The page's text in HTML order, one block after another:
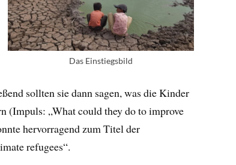
Das Einstiegsbild
sollten sie dann sagen, was die Kinder
(Impuls: „What could they do to improve
hervorragend zum Titel der
refugees“.